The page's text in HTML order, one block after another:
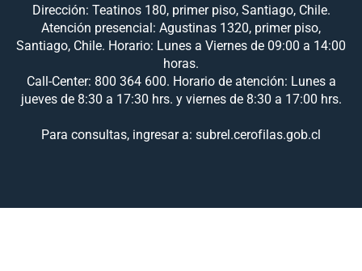
Dirección: Teatinos 180, primer piso, Santiago, Chile.
Atención presencial: Agustinas 1320, primer piso,
Santiago, Chile. Horario: Lunes a Viernes de 09:00 a 14:00
horas.
Call-Center: 800 364 600. Horario de atención: Lunes a
jueves de 8:30 a 17:30 hrs. y viernes de 8:30 a 17:00 hrs.
Para consultas, ingresar a: subrel.cerofilas.gob.cl